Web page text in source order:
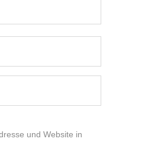
und Website in